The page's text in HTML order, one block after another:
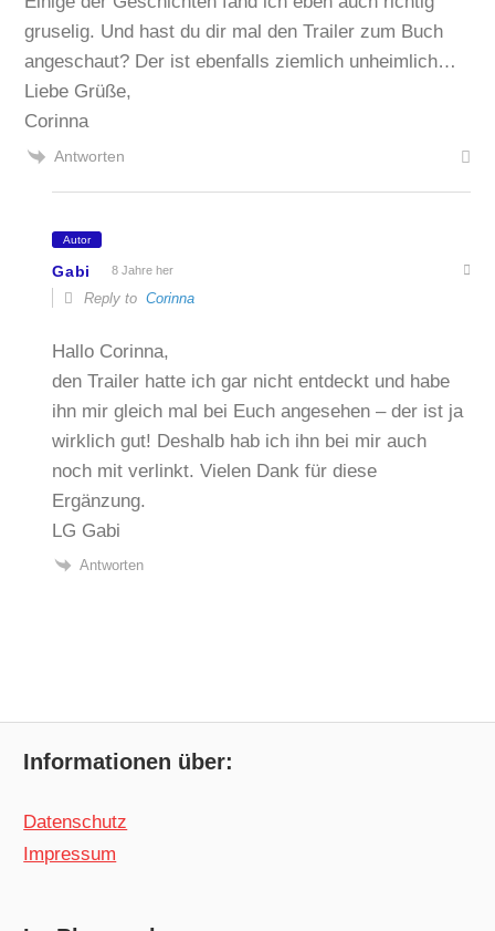
gruselig. Und hast du dir mal den Trailer zum Buch
angeschaut? Der ist ebenfalls ziemlich unheimlich…
Liebe Grüße,
Corinna
Antworten
Autor
Gabi 8 Jahre her
Reply toCorinna
Hallo Corinna,
den Trailer hatte ich gar nicht entdeckt und habe
ihn mir gleich mal bei Euch angesehen – der ist ja
wirklich gut! Deshalb hab ich ihn bei mir auch
noch mit verlinkt. Vielen Dank für diese
Ergänzung.
LG Gabi
Antworten
Informationen über:
Datenschutz
Impressum